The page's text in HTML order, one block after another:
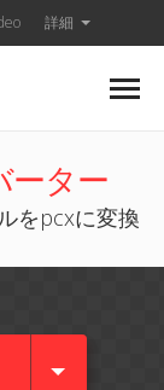
詳細
ーター
をpcxに変換